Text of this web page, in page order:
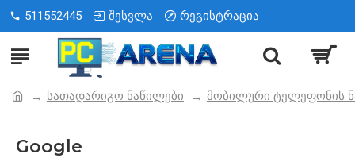
511552445 შესვლა რეგისტრაცია
სათადარიგო ნაწილები მობილური ტელეფონის
Google